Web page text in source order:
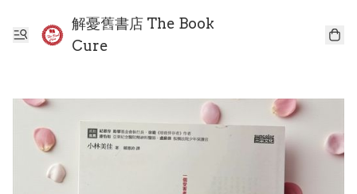
解憂舊書店 The Book
Cure